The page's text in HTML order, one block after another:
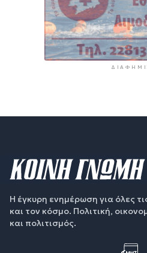
Η έγκυρη ενημέρωση για όλες
και τον κόσμο. Πολιτική,
και πολιτισμός.